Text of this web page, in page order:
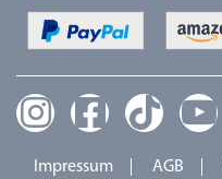
Impressum AGB